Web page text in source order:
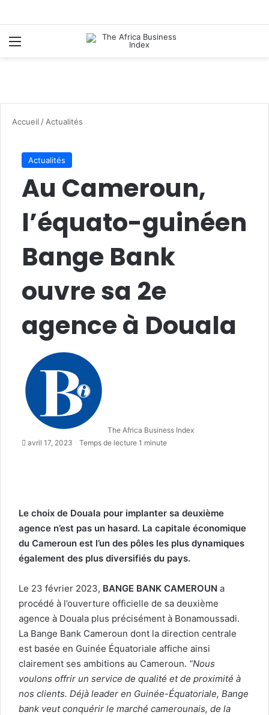
Menu
Accueil / Actualités
Actualités
Au Cameroun,
l’équato-guinéen
Bange Bank
ouvre sa 2e
agence à Douala
The Africa Business Index
avril 17, 2023 Temps de lecture 1 minute
Le choix de Douala pour implanter sa deuxième
agence n’est pas un hasard. La capitale économique
du Cameroun est l’un des pôles les plus dynamiques
également des plus diversifiés du pays.
Le 23 février 2023, BANGE BANK CAMEROUN a
procédé à l’ouverture officielle de sa deuxième
agence à Douala plus précisément à Bonamoussadi.
La Bange Bank Cameroun dont la direction centrale
est basée en Guinée Équatoriale affiche ainsi
clairement ses ambitions au Cameroun. “Nous
voulons offrir un service de qualité et de proximité à
nos clients. Déjà leader en Guinée-Équatoriale, Bange
bank veut conquérir le marché camerounais, de la